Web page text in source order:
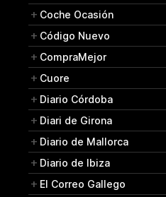
Coche Ocasión
Código Nuevo
CompraMejor
Cuore
Diario Córdoba
Diari de Girona
Diario de Mallorca
Diario de Ibiza
El Correo Gallego